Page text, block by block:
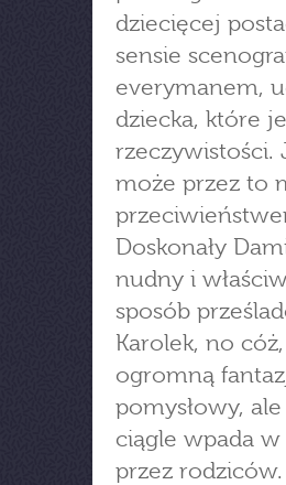
dziecięcej
sensie
everymanem,
dziecka, które
rzeczywistości.
może przez to
Doskonały
nudny i
sposób
Karolek, no
ogromną
pomysłowy,
ciągle wpada
przez